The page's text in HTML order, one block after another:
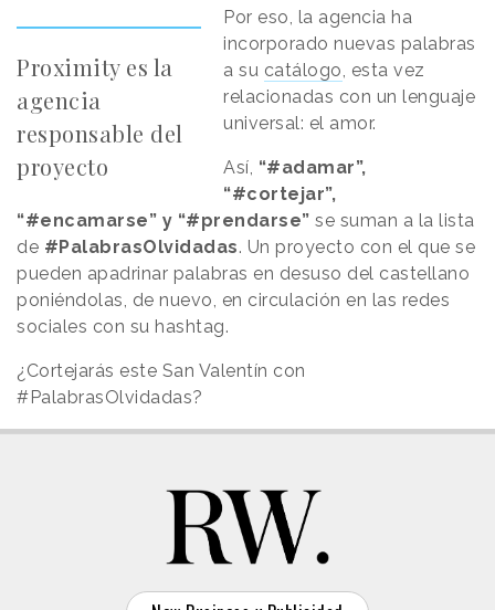
Proximity es la
agencia
responsable del
proyecto
Por eso, la agencia ha
incorporado nuevas palabras
a su catálogo, esta vez
relacionadas con un lenguaje
universal: el amor.
Así, “#adamar”,
“#cortejar”,
“#encamarse” y “#prendarse” se suman a la lista
de #PalabrasOlvidadas. Un proyecto con el que se
pueden apadrinar palabras en desuso del castellano
poniéndolas, de nuevo, en circulación en las redes
sociales con su hashtag.
¿Cortejarás este San Valentín con
#PalabrasOlvidadas?